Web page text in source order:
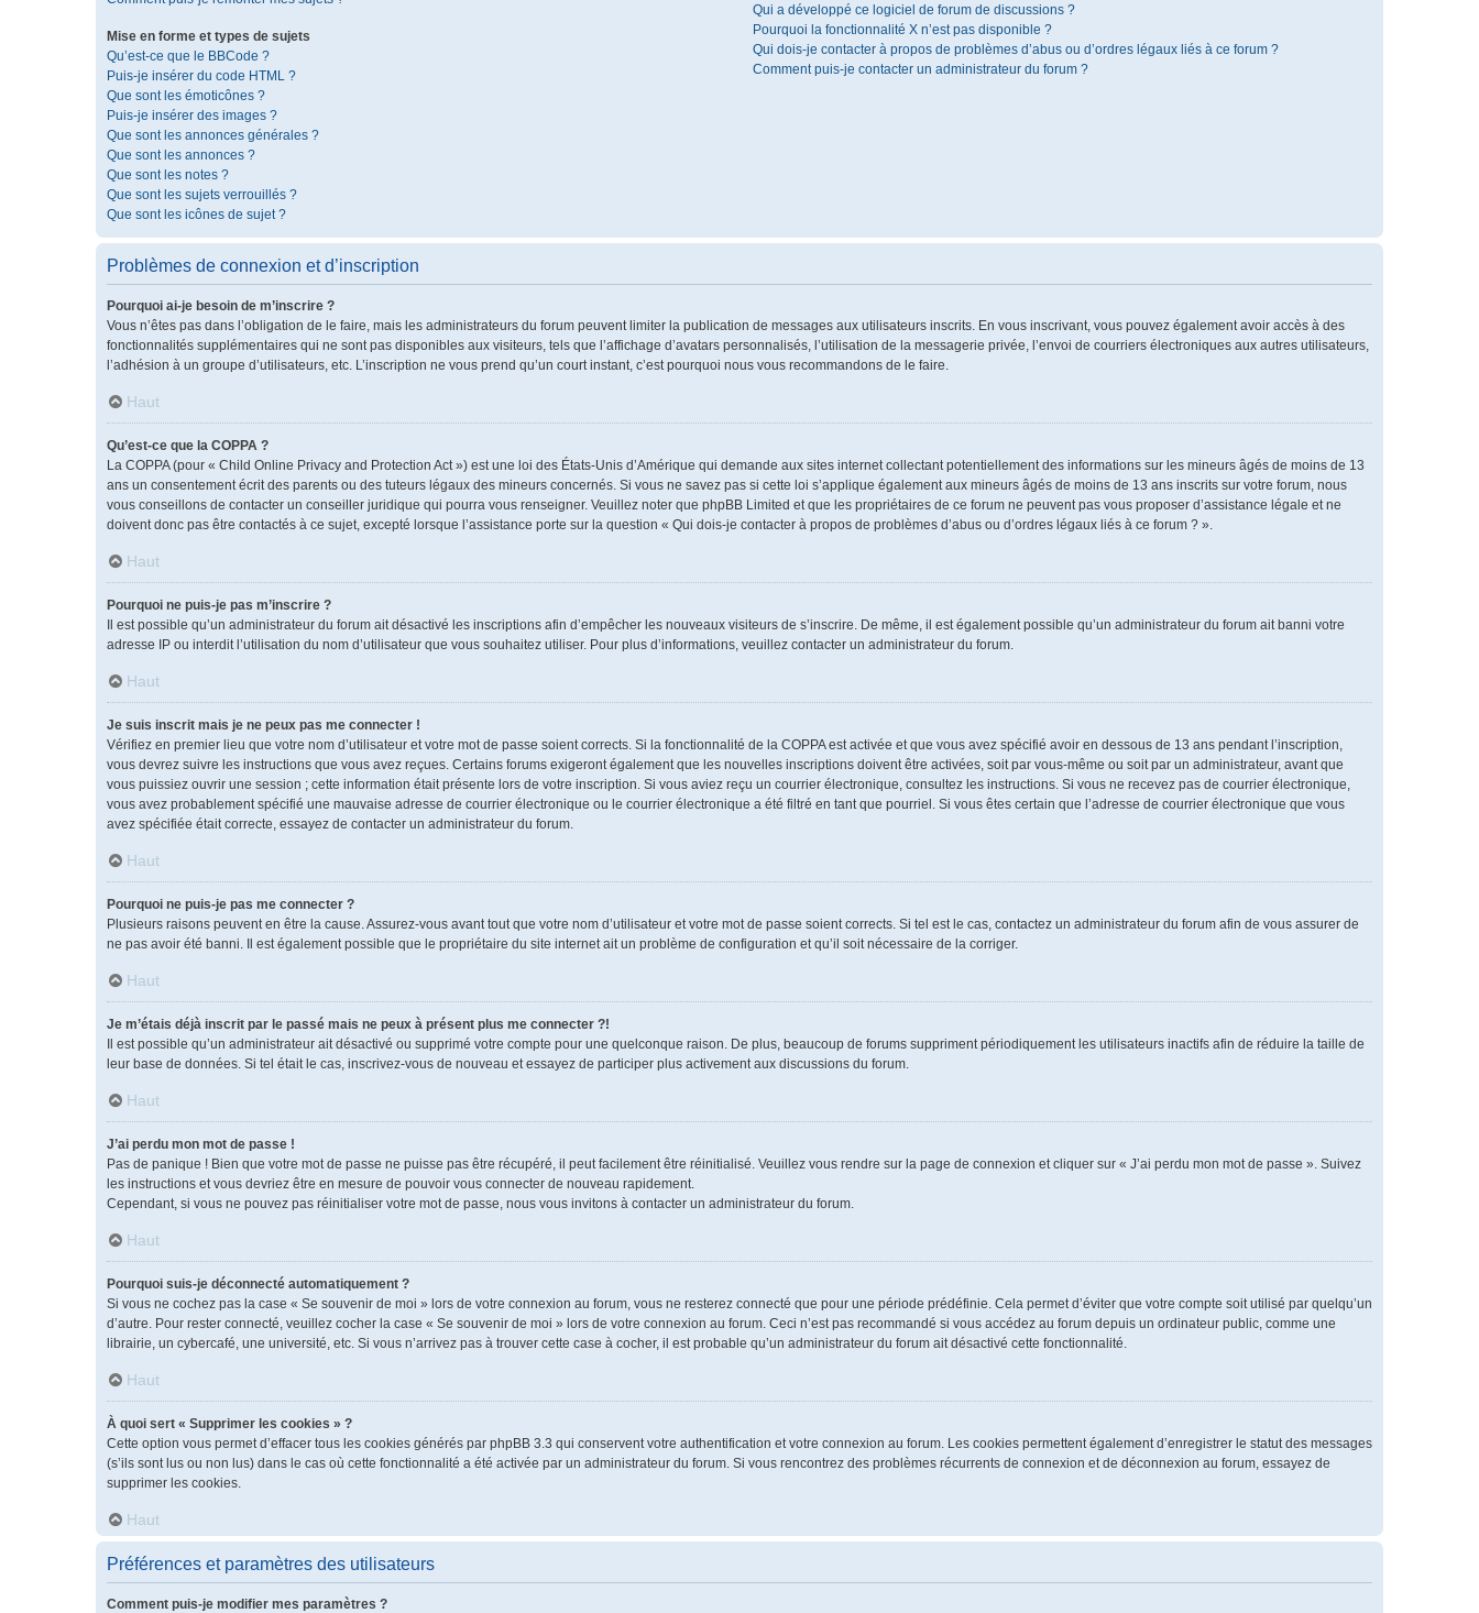
Mise en forme et types de sujets
Qu’est-ce que le BBCode ?
Puis-je insérer du code HTML ?
Que sont les émoticônes ?
Puis-je insérer des images ?
Que sont les annonces générales ?
Que sont les annonces ?
Que sont les notes ?
Que sont les sujets verrouillés ?
Que sont les icônes de sujet ?
Qui a développé ce logiciel de forum de discussions ?
Pourquoi la fonctionnalité X n’est pas disponible ?
Qui dois-je contacter à propos de problèmes d’abus ou d’ordres légaux liés à ce forum ?
Comment puis-je contacter un administrateur du forum ?
Problèmes de connexion et d’inscription
Pourquoi ai-je besoin de m’inscrire ?
Vous n’êtes pas dans l’obligation de le faire, mais les administrateurs du forum peuvent limiter la publication de messages aux utilisateurs inscrits. En vous inscrivant, vous pouvez également avoir accès à des
fonctionnalités supplémentaires qui ne sont pas disponibles aux visiteurs, tels que l’affichage d’avatars personnalisés, l’utilisation de la messagerie privée, l’envoi de courriers électroniques aux autres utilisateurs,
l’adhésion à un groupe d’utilisateurs, etc. L’inscription ne vous prend qu’un court instant, c’est pourquoi nous vous recommandons de le faire.
Haut
Qu’est-ce que la COPPA ?
La COPPA (pour « Child Online Privacy and Protection Act ») est une loi des États-Unis d’Amérique qui demande aux sites internet collectant potentiellement des informations sur les mineurs âgés de moins de 13
ans un consentement écrit des parents ou des tuteurs légaux des mineurs concernés. Si vous ne savez pas si cette loi s’applique également aux mineurs âgés de moins de 13 ans inscrits sur votre forum, nous
vous conseillons de contacter un conseiller juridique qui pourra vous renseigner. Veuillez noter que phpBB Limited et que les propriétaires de ce forum ne peuvent pas vous proposer d’assistance légale et ne
doivent donc pas être contactés à ce sujet, excepté lorsque l’assistance porte sur la question « Qui dois-je contacter à propos de problèmes d’abus ou d’ordres légaux liés à ce forum ? ».
Haut
Pourquoi ne puis-je pas m’inscrire ?
Il est possible qu’un administrateur du forum ait désactivé les inscriptions afin d’empêcher les nouveaux visiteurs de s’inscrire. De même, il est également possible qu’un administrateur du forum ait banni votre
adresse IP ou interdit l’utilisation du nom d’utilisateur que vous souhaitez utiliser. Pour plus d’informations, veuillez contacter un administrateur du forum.
Haut
Je suis inscrit mais je ne peux pas me connecter !
Vérifiez en premier lieu que votre nom d’utilisateur et votre mot de passe soient corrects. Si la fonctionnalité de la COPPA est activée et que vous avez spécifié avoir en dessous de 13 ans pendant l’inscription,
vous devrez suivre les instructions que vous avez reçues. Certains forums exigeront également que les nouvelles inscriptions doivent être activées, soit par vous-même ou soit par un administrateur, avant que
vous puissiez ouvrir une session ; cette information était présente lors de votre inscription. Si vous aviez reçu un courrier électronique, consultez les instructions. Si vous ne recevez pas de courrier électronique,
vous avez probablement spécifié une mauvaise adresse de courrier électronique ou le courrier électronique a été filtré en tant que pourriel. Si vous êtes certain que l’adresse de courrier électronique que vous
avez spécifiée était correcte, essayez de contacter un administrateur du forum.
Haut
Pourquoi ne puis-je pas me connecter ?
Plusieurs raisons peuvent en être la cause. Assurez-vous avant tout que votre nom d’utilisateur et votre mot de passe soient corrects. Si tel est le cas, contactez un administrateur du forum afin de vous assurer de
ne pas avoir été banni. Il est également possible que le propriétaire du site internet ait un problème de configuration et qu’il soit nécessaire de la corriger.
Haut
Je m’étais déjà inscrit par le passé mais ne peux à présent plus me connecter ?!
Il est possible qu’un administrateur ait désactivé ou supprimé votre compte pour une quelconque raison. De plus, beaucoup de forums suppriment périodiquement les utilisateurs inactifs afin de réduire la taille de
leur base de données. Si tel était le cas, inscrivez-vous de nouveau et essayez de participer plus activement aux discussions du forum.
Haut
J’ai perdu mon mot de passe !
Pas de panique ! Bien que votre mot de passe ne puisse pas être récupéré, il peut facilement être réinitialisé. Veuillez vous rendre sur la page de connexion et cliquer sur « J’ai perdu mon mot de passe ». Suivez
les instructions et vous devriez être en mesure de pouvoir vous connecter de nouveau rapidement.
Cependant, si vous ne pouvez pas réinitialiser votre mot de passe, nous vous invitons à contacter un administrateur du forum.
Haut
Pourquoi suis-je déconnecté automatiquement ?
Si vous ne cochez pas la case « Se souvenir de moi » lors de votre connexion au forum, vous ne resterez connecté que pour une période prédéfinie. Cela permet d’éviter que votre compte soit utilisé par quelqu’un
d’autre. Pour rester connecté, veuillez cocher la case « Se souvenir de moi » lors de votre connexion au forum. Ceci n’est pas recommandé si vous accédez au forum depuis un ordinateur public, comme une
librairie, un cybercafé, une université, etc. Si vous n’arrivez pas à trouver cette case à cocher, il est probable qu’un administrateur du forum ait désactivé cette fonctionnalité.
Haut
À quoi sert « Supprimer les cookies » ?
Cette option vous permet d’effacer tous les cookies générés par phpBB 3.3 qui conservent votre authentification et votre connexion au forum. Les cookies permettent également d’enregistrer le statut des messages
(s’ils sont lus ou non lus) dans le cas où cette fonctionnalité a été activée par un administrateur du forum. Si vous rencontrez des problèmes récurrents de connexion et de déconnexion au forum, essayez de
supprimer les cookies.
Haut
Préférences et paramètres des utilisateurs
Comment puis-je modifier mes paramètres ?